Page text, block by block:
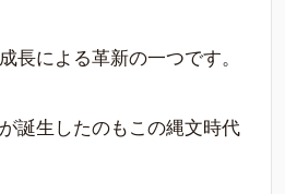
長による革新の一つです。
誕生したのもこの縄文時代